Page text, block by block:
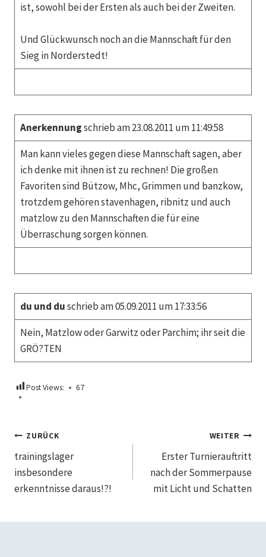
ist, sowohl bei der Ersten als auch bei der Zweiten.
Und Glückwunsch noch an die Mannschaft für den
Sieg in Norderstedt!
Anerkennungschrieb am 23.08.2011 um 11:49:58
Man kann vieles gegen diese Mannschaft sagen, aber
ich denke mit ihnen ist zu rechnen! Die großen
Favoriten sind Bützow, Mhc, Grimmen und banzkow,
trotzdem gehören stavenhagen, ribnitz und auch
matzlow zu den Mannschaften die für eine
Überraschung sorgen können.
du und duschrieb am 05.09.2011 um 17:33:56
Nein, Matzlow oder Garwitz oder Parchim; ihr seit die
GRÖ?TEN
Post Views: 67
Beitragsnavigation
ZURÜCK
trainingslager
insbesondere
erkenntnisse daraus!?!
WEITER
Erster Turnierauftritt
nach der Sommerpause
mit Licht und Schatten